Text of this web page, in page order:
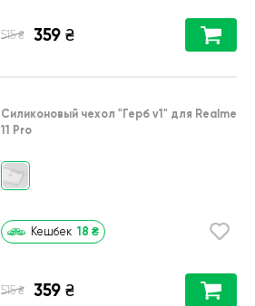
515 ₴ 359 ₴
Силиконовый чехол "Герб v1" для Realme
11 Pro
Кешбек 18 ₴
515 ₴ 359 ₴